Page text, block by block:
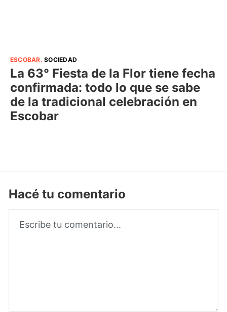
ESCOBAR.SOCIEDAD
La 63° Fiesta de la Flor tiene fecha
confirmada: todo lo que se sabe
de la tradicional celebración en
Escobar
Hacé tu comentario